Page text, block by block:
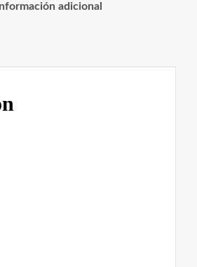
Información adicional